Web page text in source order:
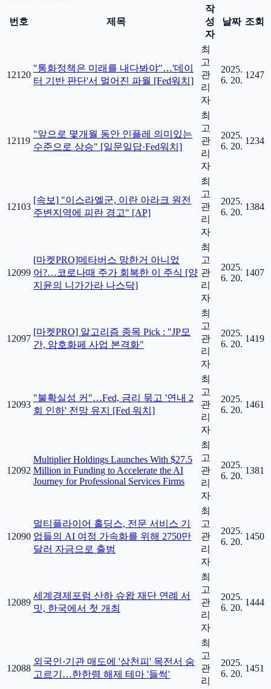
번호 제목
작
성
자
날짜 조회
12120
"통화정책은 미래를 내다봐야"…'데이
터 기반 판단'서 멀어진 파월 [Fed워치]
최
고
관
리
자
2025.
6. 20.
1247
12119
"앞으로 몇개월 동안 인플레 의미있는
수준으로 상승" [일문일답·Fed워치]
최
고
관
리
자
2025.
6. 20.
1234
12103
[속보] "이스라엘군, 이란 아라크 원전
주변지역에 피란 경고" [AP]
최
고
관
리
자
2025.
6. 20.
1384
12099
[마켓PRO]메타버스 망한거 아니었
어?…코로나때 주가 회복한 이 주식 [양
지윤의 니가가라 나스닥]
최
고
관
리
자
2025.
6. 20.
1407
12097
[마켓PRO] 알고리즘 종목 Pick : "JP모
간, 암호화페 사업 본격화"
최
고
관
리
자
2025.
6. 20.
1419
12093
"불확실성 커"…Fed, 금리 묶고 '연내 2
회 인하' 전망 유지 [Fed 워치]
최
고
관
리
자
2025.
6. 20.
1461
12092
Multiplier Holdings Launches With $27.5
Million in Funding to Accelerate the AI
Journey for Professional Services Firms
최
고
관
리
자
2025.
6. 20.
1381
12090
멀티플라이어 홀딩스, 전문 서비스 기
업들의 AI 여정 가속화를 위해 2750만
달러 자금으로 출범
최
고
관
리
자
2025.
6. 20.
1450
12089
세계경제포럼 산하 슈왑 재단 연례 서
밋, 한국에서 첫 개최
최
고
관
리
자
2025.
6. 20.
1444
12088
외국인·기관 매도에 '삼천피' 목전서 숨
고르기…한한령 해제 테마 '들썩'
최
고
관
리
2025.
6. 20.
1451